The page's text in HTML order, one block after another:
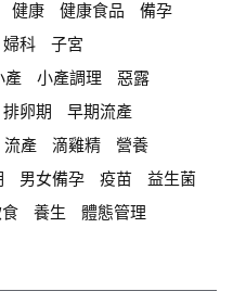
健康 健康食品
備孕
婦科
子宮
產 小產調理
惡露
排卵期
早期流產
流產 滴雞精
營養
男女備孕 疫苗
益生菌
養生 體態管理